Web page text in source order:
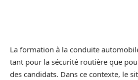
La formation à la conduite
tant pour la sécurité routière que
des candidats. Dans ce contexte, le